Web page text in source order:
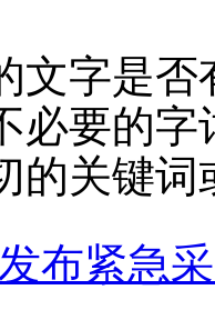
文字是否
必要的字
的关键
发布紧急